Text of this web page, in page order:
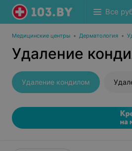
Все
Медицинские центры • Дерматология •
Удаление
Удаление кондилом